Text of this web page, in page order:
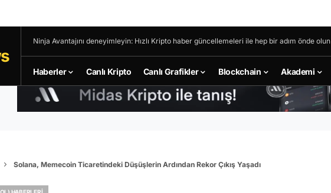
Ninja Avantajını deneyimleyin: Hızlı Kripto haber güncellemeleri ile hep bir adım önde olun
Haberler Canlı Kripto Canlı Grafikler Blockchain Akademi
Solana, Memecoin Ticaretindeki Düşüşlerin Ardından Rekor Çıkış Yaşadı